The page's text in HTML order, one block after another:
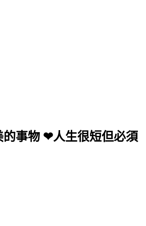
的事物 ❤人生很短但必須